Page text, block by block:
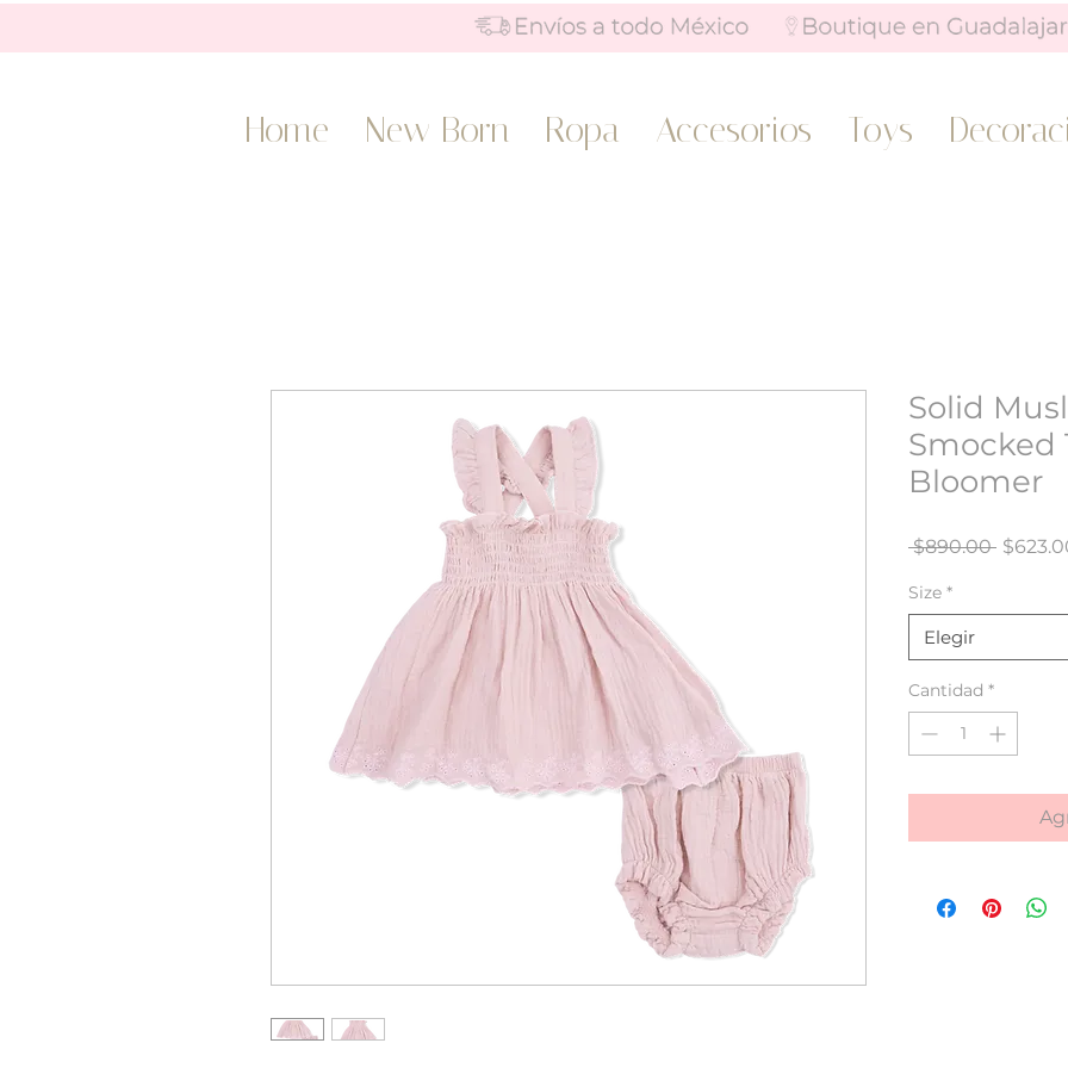
Home New Born Ropa Accesorios Toys
Solid
Smocked
Bloomer
$890.00 Precio
Size *
Elegir
Cantidad *